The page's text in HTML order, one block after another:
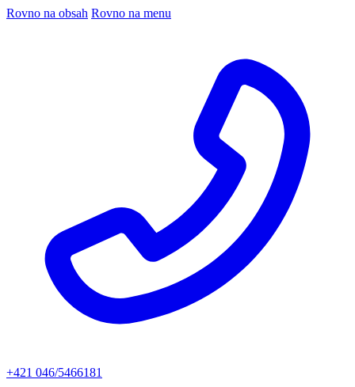
Rovno na obsah Rovno na menu
+421 046/5466181